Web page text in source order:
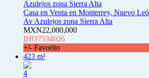
Casa en Venta en Monterrey, Nuevo
Av Azulejos zona Sierra Alta
MXN22,000,000
IHO7534026
+/- Favorito
423 m²
4